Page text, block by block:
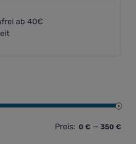
ab 40€
Preis: 0 € — 350 €